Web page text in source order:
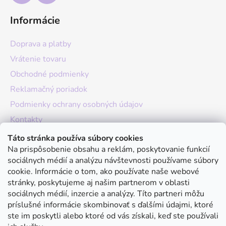
Táto stránka používa súbory cookies
Na prispôsobenie obsahu a reklám, poskytovanie funkcií
sociálnych médií a analýzu návštevnosti používame súbory
cookie. Informácie o tom, ako používate naše webové
stránky, poskytujeme aj našim partnerom v oblasti
sociálnych médií, inzercie a analýzy. Títo partneri môžu
príslušné informácie skombinovať s ďalšími údajmi, ktoré
ste im poskytli alebo ktoré od vás získali, keď ste používali
Informácie
Doprava a platby
Vrátenie tovaru
Obchodné podmienky
Reklamačný poriadok
Podmienky ochrany osobných údajov
Kontakty
O nás
Hodnotenie obchodu
Moja objednávka
Instagram